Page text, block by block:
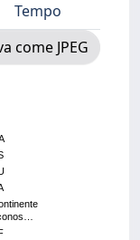
Tempo
come JPEG